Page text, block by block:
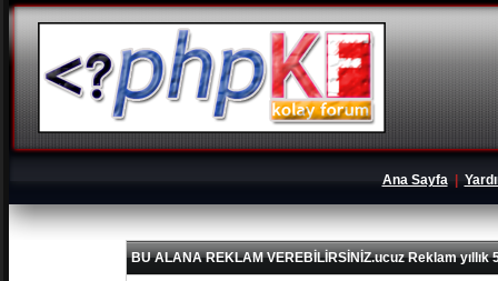
Ana Sayfa|
BU ALANA REKLAM VEREBİLİRSİNİZ.ucuz Reklam yıllık